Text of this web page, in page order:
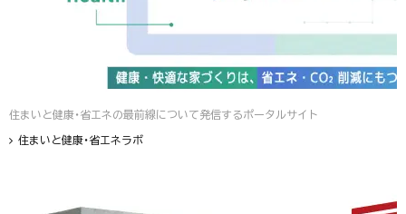
住まいと健康・省エネの最前線について発信するポータルサイト
住まいと健康・省エネラボ